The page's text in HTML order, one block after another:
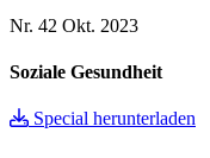
Nr. 42 Okt. 2023
Soziale Gesundheit
Special herunterladen